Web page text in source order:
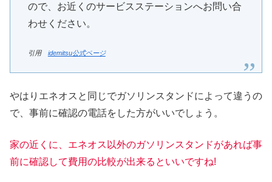
ので、お近くのサービスステーションへお問い合
わせください。
引用 idemitsu公式ページ
やはりエネオスと同じでガソリンスタンドによって違うの
で、事前に確認の電話をした方がいいでしょう。
家の近くに、エネオス以外のガソリンスタンドがあれば事
前に確認して費用の比較が出来るといいですね!